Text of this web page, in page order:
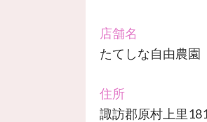
店舗名
たてしな自由農
住所
諏訪郡原村上里